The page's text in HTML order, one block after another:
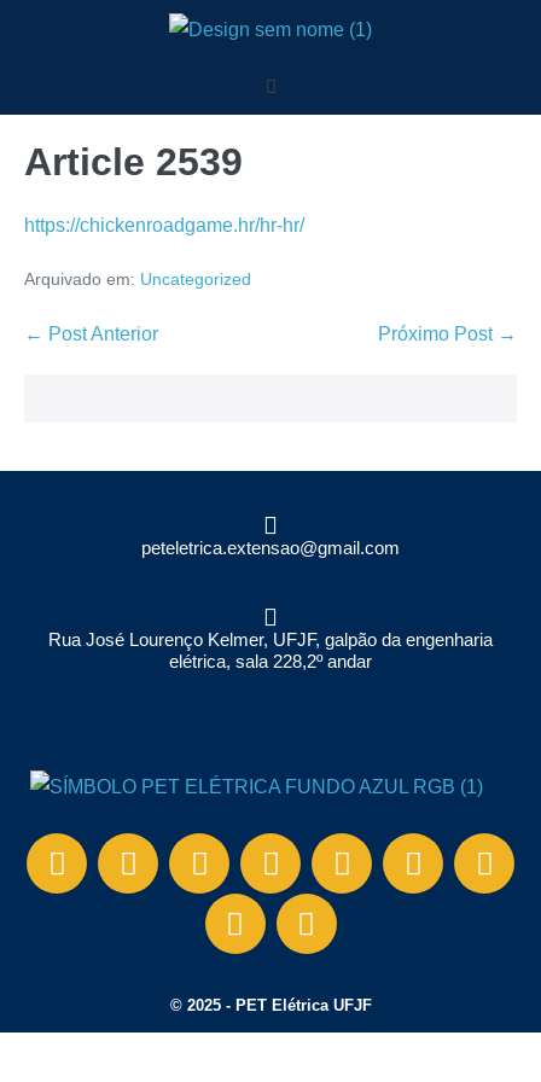
Article 2539
https://chickenroadgame.hr/hr-hr/
Arquivado em: Uncategorized
← Post Anterior Próximo Post →
Rua José Lourenço Kelmer, UFJF, galpão da engenharia
elétrica, sala 228,2º andar
© 2025 - PET Elétrica UFJF